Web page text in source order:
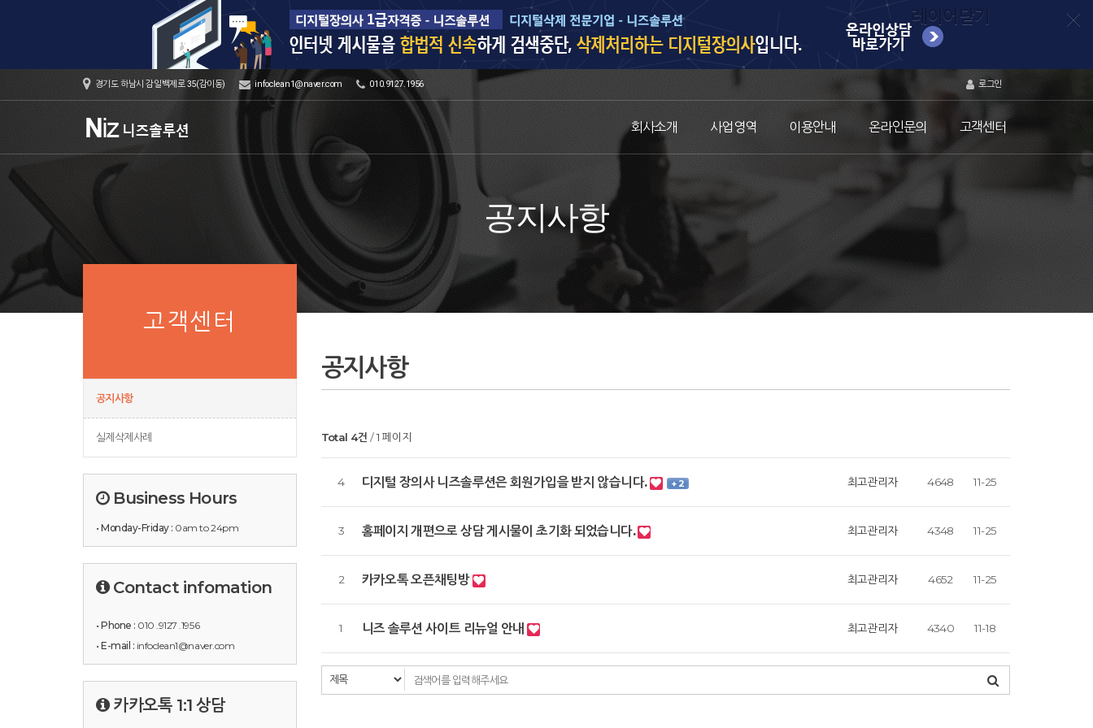
레이어닫기
경기도 하남시 감일백제로 35(감이동) infoclean1@naver.com 010.9127.1956 로그인
회사소개 사업영역 이용안내 온라인문의 고객센터
공지사항
고객센터
공지사항
실제삭제사례
Business Hours
• Monday-Friday : 0am to 24pm
Contact infomation
• Phone : 010 .9127 .1956
• E-mail : infoclean1@naver.com
카카오톡 1:1 상담
공지사항
Total 4건 1 페이지
4 디지털 장의사 니즈솔루션은 회원가입을 받지 않습니다. + 2 최고관리자 4648 11-25
3 홈페이지 개편으로 상담 게시물이 초기화 되었습니다. 최고관리자 4348 11-25
2 카카오톡 오픈채팅방 최고관리자 4652 11-25
1 니즈 솔루션 사이트 리뉴얼 안내 최고관리자 4340 11-18